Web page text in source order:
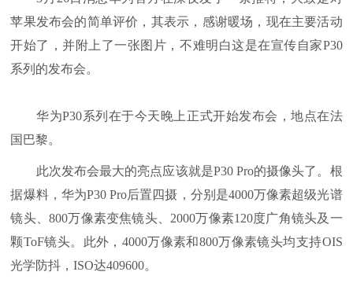
苹果发布会的简单评价，其表示，感谢暖场，现在主要活动
开始了，并附上了一张图片，不难明白这是在宣传自家P30
系列的发布会。
华为P30系列在于今天晚上正式开始发布会，地点在法
国巴黎。
此次发布会最大的亮点应该就是P30 Pro的摄像头了。根
据爆料，华为P30 Pro后置四摄，分别是4000万像素超级光谱
镜头、800万像素变焦镜头、2000万像素120度广角镜头及一
颗ToF镜头。此外，4000万像素和800万像素镜头均支持OIS
光学防抖，ISO达409600。